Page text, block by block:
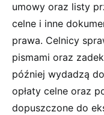
umowy oraz listy
celne i inne
prawa. Celnicy
pismami oraz
później wydadzą
opłaty celne oraz
dopuszczone do